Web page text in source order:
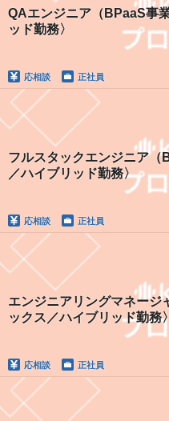
QAエンジニア（BPaaS事
ッド勤務〉
応相談 正社員
フルスタックエンジニア（
／ハイブリッド勤務〉
応相談 正社員
エンジニアリングマネージ
ックス／ハイブリッド勤務〉
応相談 正社員